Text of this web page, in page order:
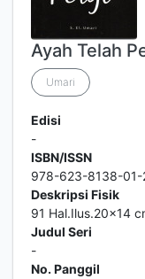
Ayah Telah
Umari
Edisi
-
ISBN/ISSN
978-623-8138-01-
Deskripsi Fisik
91 Hal.Ilus.20x14
Judul Seri
-
No. Panggil